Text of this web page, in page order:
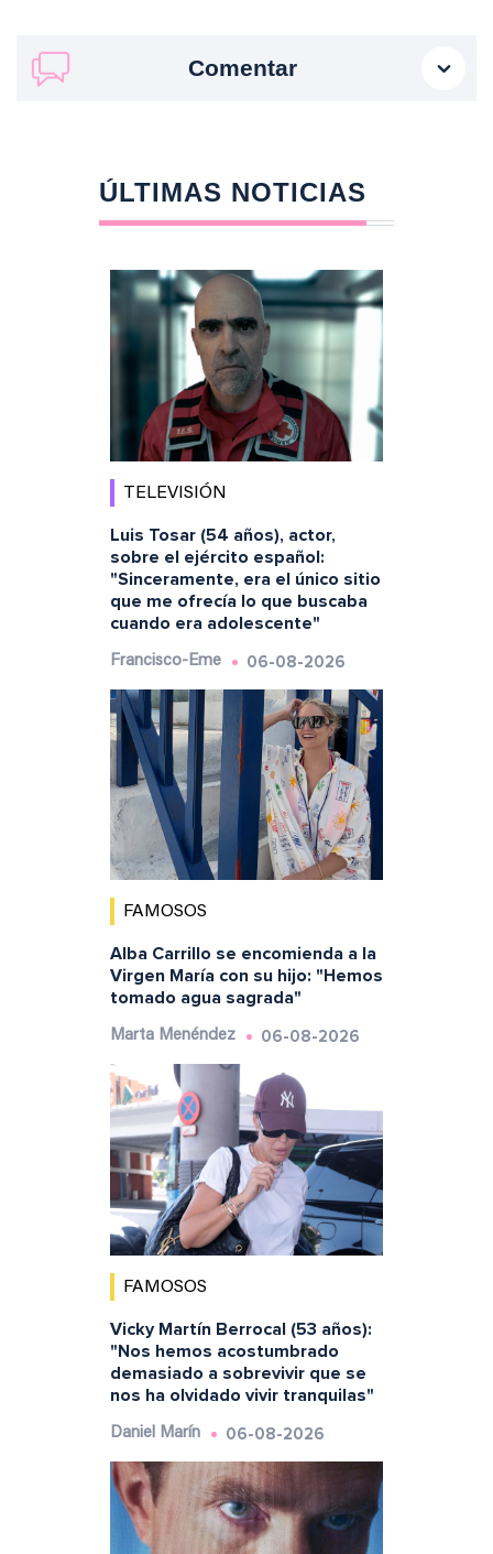
Comentar
ÚLTIMAS NOTICIAS
TELEVISIÓN
Luis Tosar (54 años), actor,
sobre el ejército español:
"Sinceramente, era el único sitio
que me ofrecía lo que buscaba
cuando era adolescente"
Francisco-Eme 06-08-2026
FAMOSOS
Alba Carrillo se encomienda a la
Virgen María con su hijo: "Hemos
tomado agua sagrada"
Marta Menéndez 06-08-2026
FAMOSOS
Vicky Martín Berrocal (53 años):
"Nos hemos acostumbrado
demasiado a sobrevivir que se
nos ha olvidado vivir tranquilas"
Daniel Marín 06-08-2026